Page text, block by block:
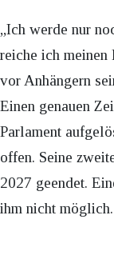
„Ich werde nur
reiche ich meinen
vor Anhängern
Einen genauen
Parlament
offen. Seine
2027 geendet.
ihm nicht möglich.